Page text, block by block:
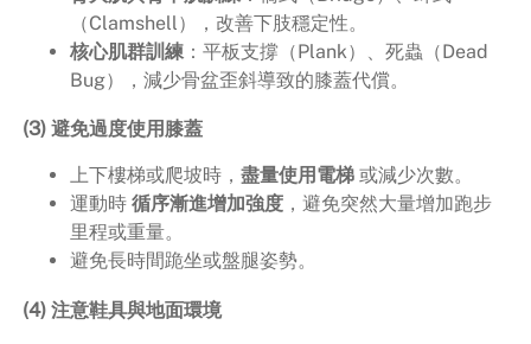
（Clamshell），改善下肢穩定性。
核心肌群訓練：平板支撐（Plank）、死蟲（Dead
Bug），減少骨盆歪斜導致的膝蓋代償。
(3) 避免過度使用膝蓋
上下樓梯或爬坡時， 盡量使用電梯或減少次數。
運動時 循序漸進增加強度，避免突然大量增加跑步
里程或重量。
避免長時間跪坐或盤腿姿勢。
(4) 注意鞋具與地面環境